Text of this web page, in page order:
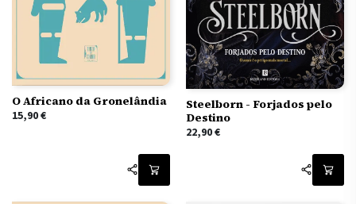
O Africano da Gronelândia
15,90€
Steelborn - Forjados pelo
Destino
22,90€